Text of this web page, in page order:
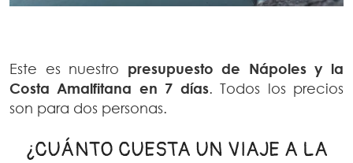
Este es nuestro presupuesto de Nápoles y la
Costa Amalfitana en 7 días. Todos los precios
son para dos personas.
¿CUÁNTO CUESTA UN VIAJE A LA